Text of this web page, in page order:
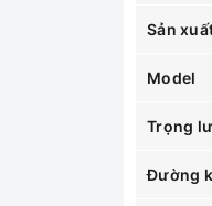
Sản
Model
Trọng
Đường